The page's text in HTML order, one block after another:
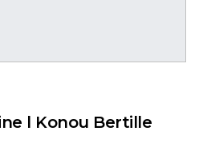
l Konou Bertille